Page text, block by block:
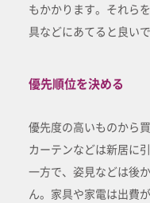
もかかります。それら
具などにあてると良い
優先順位を決める
優先度の高いものから
カーテンなどは新居に
一方で、姿見などは後
ん。家具や家電は出費